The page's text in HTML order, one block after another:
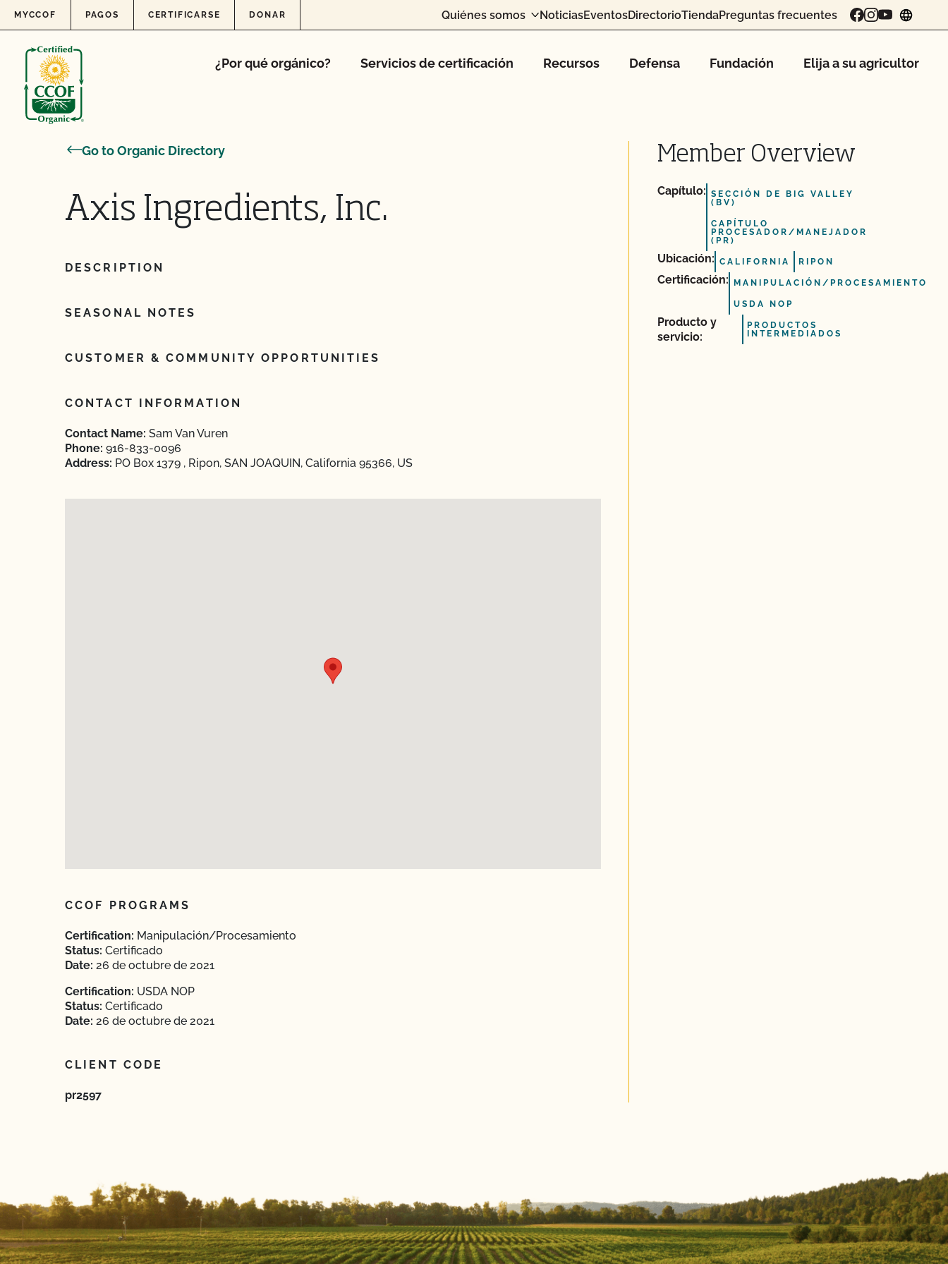
Skip to content
MYCCOF PAGOS CERTIFICARSE DONAR Quiénes somos NoticiasEventosDirectorioTiendaPreguntas frecuentes
¿Por qué orgánico? Servicios de certificación Recursos Defensa Fundación Elija a su agricultor
Go to Organic Directory
Axis Ingredients, Inc.
DESCRIPTION
SEASONAL NOTES
CUSTOMER & COMMUNITY OPPORTUNITIES
CONTACT INFORMATION
Contact Name: Sam Van Vuren
Phone: 916-833-0096
Address: PO Box 1379 , Ripon, SAN JOAQUIN, California 95366, US
CCOF PROGRAMS
Certification: Manipulación/Procesamiento
Status: Certificado
Date: 26 de octubre de 2021
Certification: USDA NOP
Status: Certificado
Date: 26 de octubre de 2021
CLIENT CODE
pr2597
Member Overview
Capítulo: SECCIÓN DE BIG VALLEY
(BV)
CAPÍTULO
PROCESADOR/MANEJADOR
(PR)
Ubicación: CALIFORNIA RIPON
Certificación: MANIPULACIÓN/PROCESAMIENTO
USDA NOP
Producto y
servicio:
PRODUCTOS
INTERMEDIADOS